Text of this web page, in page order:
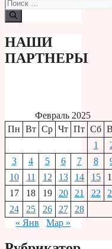
НАШИ
ПАРТНЕРЫ
Февраль 2025
Пн Вт Ср Чт Пт Сб
1
3
4 5 6 7 8
10
11 12 13 14 15
17
18 19 20 21 22
24
25 26 27
28
« Янв
Мар »